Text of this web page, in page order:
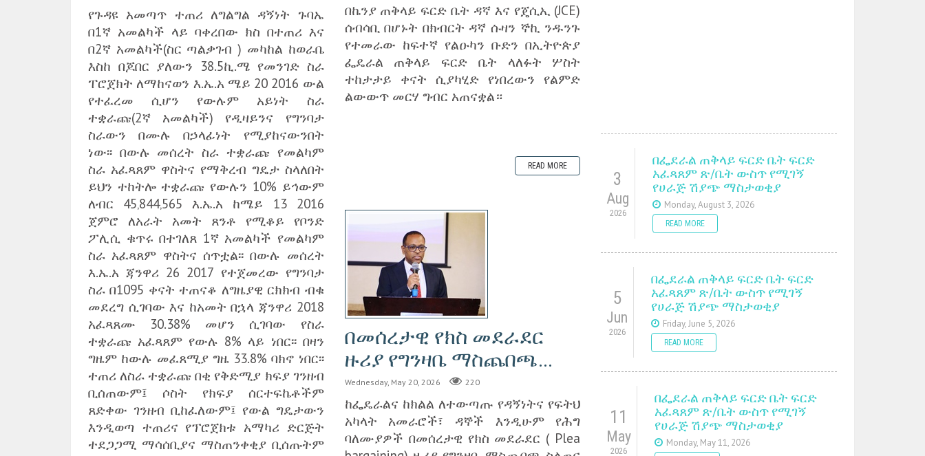
የጉዳዩ አመጣጥ ተጠሪ ለግልግል ዳኝነት ጉባኤ
በ1ኛ አመልካች ላይ ባቀረበው ክስ በተጠሪ እና
በ2ኛ አመልካች(ስር ጣልቃገብ ) መካከል ከወራቤ
እስከ በጆበር ያለውን 38.5ኪ.ሜ የመንገድ ስራ
ፐሮጀክት ለማከናወን እ.ኤ.አ ሜይ 20 2016 ውል
የተፈረመ ሲሆን የውሉም አይነት ስራ
ተቋራጩ(2ኛ አመልካች) የዲዛይንና የግንባታ
ስራውን በሙሉ በኃላፊነት የሚያከናውንበት
ነው፡፡ በውሉ መሰረት ስራ ተቋራጩ የመልካም
ስራ አፈጻጸም ዋስትና የማቅረብ ግዴታ ስላለበት
ይህን ተከትሎ ተቋራጩ የውሉን 10% ይኅውም
ለብር 45‚844‚565 እ.ኤ.አ ከሜይ 13 2016
ጀምሮ ለአራት አመት ጸንቶ የሚቆይ የቦንድ
ፖሊሲ ቁጥሩ በተገለጸ 1ኛ አመልካች የመልካም
ስራ አፈጻጸም ዋስትና ሰጥቷል፡፡ በውሉ መሰረት
እ.ኤ.አ ጃንዋሪ 26 2017 የተጀመረው የግንባታ
ስራ በ1095 ቀናት ተጠናቆ ለግዜያዊ ርክክብ ብቁ
መደረግ ሲገባው እና ከአመት በኋላ ጃንዋሪ 2018
አፈጻጸሙ 30.38% መሆን ሲገባው የስራ
ተቋራጩ አፈጻጸም የውሉ 8% ላይ ነበር፡፡ በዛን
ግዜም ከውሉ መፈጸሚያ ግዜ 33.8% ባክኖ ነበር፡፡
ተጠሪ ለስራ ተቋራጩ በቂ የቅድሚያ ክፍያ ገንዘብ
ቢሰጠውም፤ ሶስት የክፍያ ሰርተፍኬቶችም
ጸድቀው ገንዘብ ቢከፈለውም፤ የውል ግዴታውን
እንዲወጣ ተጠሪና የፕሮጀክቱ አማካሪ ድርጅት
ተደጋጋሚ ማሳሰቢያና ማስጠንቀቂያ ቢሰጡትም
በኬንያ ጠቅላይ ፍርድ ቤት ዳኛ እና የጄሲኢ (JCE)
ሰብሳቢ በሆኑት በክብርት ዳኛ ሱዛን ኞኪ ንዱንጉ
የተመራው ከፍተኛ የልዑካን ቡድን በኢትዮጵያ
ፌዴራል ጠቅላይ ፍርድ ቤት ላለፉት ሦስት
ተከታታይ ቀናት ሲያካሂድ የነበረውን የልምድ
ልውውጥ መርሃ ግብር አጠናቋል።
READ MORE
‎በመሰረታዊ የክስ መደራደር
ዙሪያ የግንዛቤ ማስጨበጫ...
Wednesday, May 20, 2026 220
ከፌዴራልና ከክልል ለተውጣጡ የዳኝነትና የፍትህ
አካላት አመራሮች፣ ዳኞች እንዲሁም የሕግ
ባለሙያዎች በመሰረታዊ የክስ መደራደር ( Plea
3
Aug
2026
በፌደራል ጠቅላይ ፍርድ ቤት ፍርድ
አፈጻጸም ጽ/ቤት ውስጥ የሚገኝ
የሀራጅ ሽያጭ ማስታወቂያ
Monday, August 3, 2026
READ MORE
5
Jun
2026
በፌደራል ጠቅላይ ፍርድ ቤት ፍርድ
አፈጻጸም ጽ/ቤት ውስጥ የሚገኝ
የሀራጅ ሽያጭ ማስታወቂያ
Friday, June 5, 2026
READ MORE
11
May
2026
በፌደራል ጠቅላይ ፍርድ ቤት ፍርድ
አፈጻጸም ጽ/ቤት ውስጥ የሚገኝ
የሀራጅ ሽያጭ ማስታወቂያ
Monday, May 11, 2026